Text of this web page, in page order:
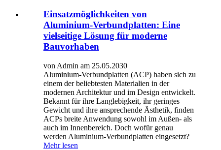
Einsatzmöglichkeiten von
Aluminium-Verbundplatten: Eine
vielseitige Lösung für moderne
Bauvorhaben
von Admin am 25.05.2030
Aluminium-Verbundplatten (ACP) haben sich zu
einem der beliebtesten Materialien in der
modernen Architektur und im Design entwickelt.
Bekannt für ihre Langlebigkeit, ihr geringes
Gewicht und ihre ansprechende Ästhetik, finden
ACPs breite Anwendung sowohl im Außen- als
auch im Innenbereich. Doch wofür genau
werden Aluminium-Verbundplatten eingesetzt?
Mehr lesen